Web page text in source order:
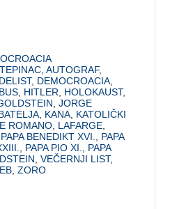
,AUTOGRAF,
, DEMOCROACIA
HITLER HOLOKAUST,
,JORGE
KANA KATOLIČKI
ROMANO LAFARGE
PAPA BENEDIKT XVI.
PAPA
PAPA PIO XI.
PAPA
,VEČERNJI LIST,
,ZORO